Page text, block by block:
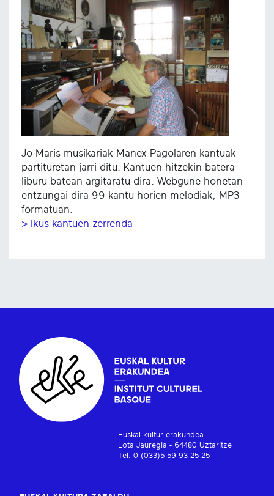
Jo Maris musikariak Manex Pagolaren kantuak
partituretan jarri ditu. Kantuen hitzekin batera
liburu batean argitaratu dira. Webgune honetan
entzungai dira 99 kantu horien melodiak, MP3
formatuan.
> Ikus kantuen zerrenda
Euskal kultur erakundea
Lota Jauregia - 64480 Uztaritze
Tel: 0 (033)5 59 93 25 25